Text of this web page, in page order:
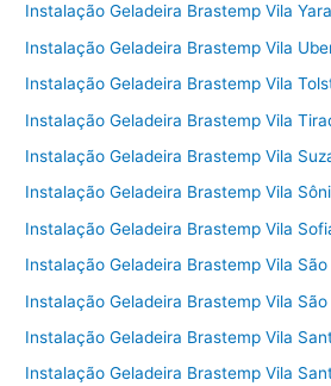
Instalação Geladeira Brastemp Vila Yara
Instalação Geladeira Brastemp Vila
Instalação Geladeira Brastemp Vila
Instalação Geladeira Brastemp Vila
Instalação Geladeira Brastemp Vila
Instalação Geladeira Brastemp Vila
Instalação Geladeira Brastemp Vila
Instalação Geladeira Brastemp Vila
Instalação Geladeira Brastemp Vila
Instalação Geladeira Brastemp Vila
Instalação Geladeira Brastemp Vila